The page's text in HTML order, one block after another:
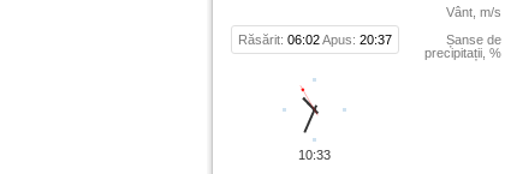
Răsărit: 06:02Apus: 20:37
Vânt, m/s
Șanse de
precipitații, %
10:33